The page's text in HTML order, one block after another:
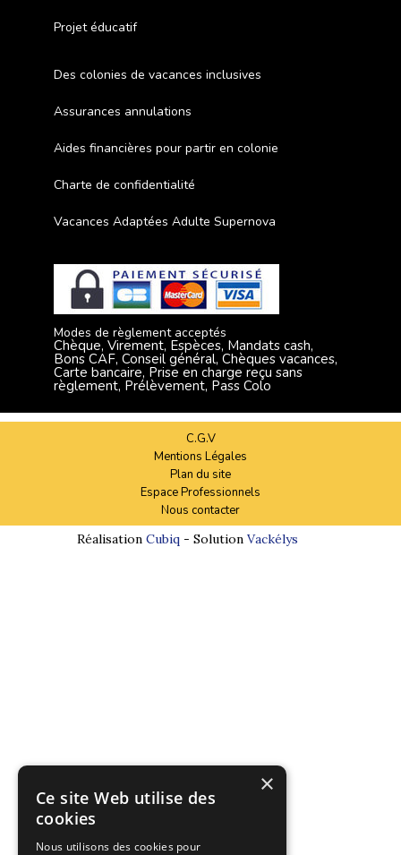
Projet éducatif
Des colonies de vacances inclusives
Assurances annulations
Aides financières pour partir en colonie
Charte de confidentialité
Vacances Adaptées Adulte Supernova
Modes de règlement acceptés
Chèque, Virement, Espèces, Mandats cash,
Bons CAF, Conseil général, Chèques vacances,
Carte bancaire, Prise en charge reçu sans
règlement, Prélèvement, Pass Colo
C.G.V
Mentions Légales
Plan du site
Espace Professionnels
Nous contacter
Réalisation Cubiq- Solution Vackélys
×
Ce site Web utilise des
cookies
Nous utilisons des cookies pour